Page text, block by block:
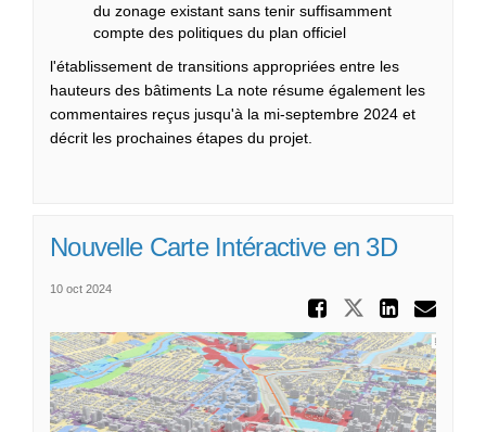
du zonage existant sans tenir suffisamment
compte des politiques du plan officiel
l'établissement de transitions appropriées entre les
hauteurs des bâtiments La note résume également les
commentaires reçus jusqu'à la mi-septembre 2024 et
décrit les prochaines étapes du projet.
Nouvelle Carte Intéractive en 3D
10 oct 2024
Partager